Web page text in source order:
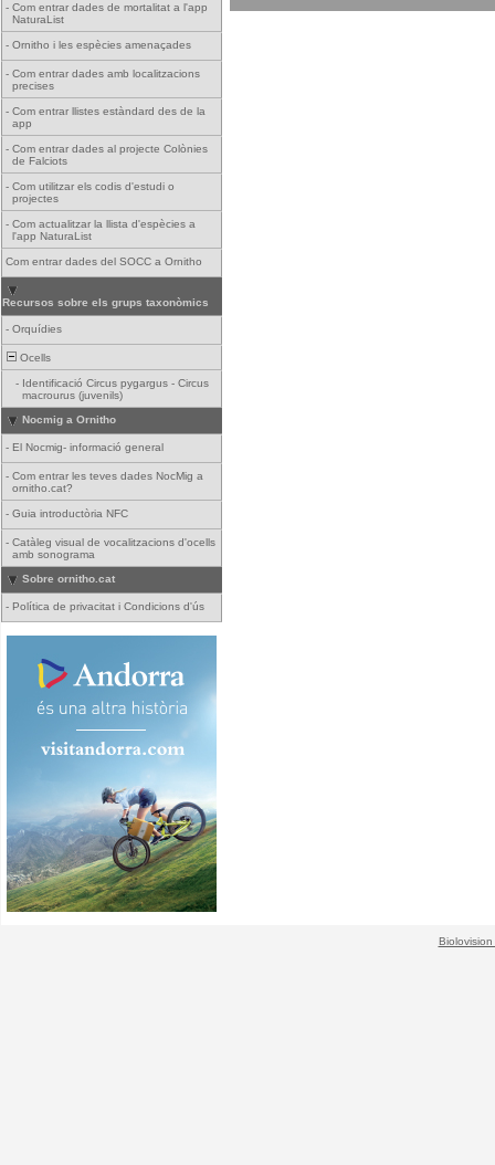
- Com entrar dades de mortalitat a l'app
NaturaList
- Ornitho i les espècies amenaçades
- Com entrar dades amb localitzacions
precises
- Com entrar llistes estàndard des de la
app
- Com entrar dades al projecte Colònies
de Falciots
- Com utilitzar els codis d'estudi o
projectes
- Com actualitzar la llista d'espècies a
l'app NaturaList
Com entrar dades del SOCC a Ornitho
Recursos sobre els grups taxonòmics
- Orquídies
Ocells
- Identificació Circus pygargus - Circus
macrourus (juvenils)
Nocmig a Ornitho
- El Nocmig- informació general
- Com entrar les teves dades NocMig a
ornitho.cat?
- Guia introductòria NFC
- Catàleg visual de vocalitzacions d'ocells
amb sonograma
Sobre ornitho.cat
- Política de privacitat i Condicions d'ús
Biolovision